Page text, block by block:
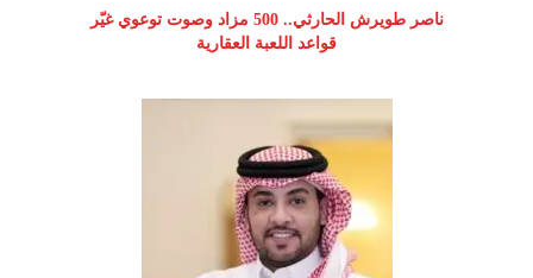
ناصر طويرش الحارثي.. 500 مزاد وصوت توعوي غيّر
قواعد اللعبة العقارية